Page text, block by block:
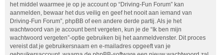
het middel waarmee je op je account op “Driving-Fun Forum” kan
aanmelden, bewaar het dus veilig en geef het nooit aan iemand van
Driving-Fun Forum”, phpBB of een andere derde partij. Als je het
wachtwoord van je account bent vergeten, kun je de “Ik ben mijn
wachtwoord vergeten”-optie gebruiken bij het aanmeldvenster. Dit proces
vereist dat je gebruikersnaam en e-mailadres opgeeft van je